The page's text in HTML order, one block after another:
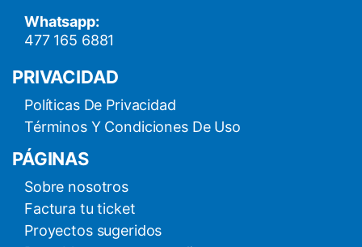
Whatsapp:
477 165 6881
PRIVACIDAD
Políticas De Privacidad
Términos Y Condiciones De Uso
PÁGINAS
Sobre nosotros
Factura tu ticket
Proyectos sugeridos